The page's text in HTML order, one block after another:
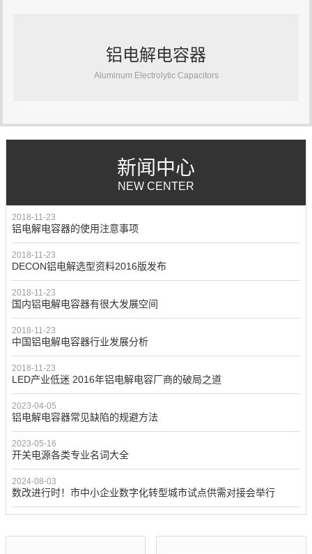
铝电解电容器
Aluminum Electrolytic Capacitors
新闻中心
NEW CENTER
2018-11-23
铝电解电容器的使用注意事项
2018-11-23
DECON铝电解选型资料2016版发布
2018-11-23
国内铝电解电容器有很大发展空间
2018-11-23
中国铝电解电容器行业发展分析
2018-11-23
LED产业低迷 2016年铝电解电容厂商的破局之道
2023-04-05
铝电解电容器常见缺陷的规避方法
2023-05-16
开关电源各类专业名词大全
2024-08-03
数改进行时！市中小企业数字化转型城市试点供需对接会举行